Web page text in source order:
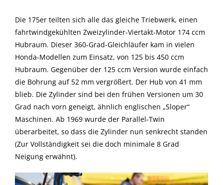
Die 175er teilten sich alle das gleiche Triebwerk, einen
fahrtwindgekühlten Zweizylinder-Viertakt-Motor 174 ccm
Hubraum. Dieser 360-Grad-Gleichläufer kam in vielen
Honda-Modellen zum Einsatz, von 125 bis 450 ccm
Hubraum. Gegenüber der 125 ccm Version wurde einfach
die Bohrung auf 52 mm vergrößert. Der Hub von 41 mm
blieb. Die Zylinder sind bei den frühen Versionen um 30
Grad nach vorn geneigt, ähnlich englischen „Sloper“
Maschinen. Ab 1969 wurde der Parallel-Twin
überarbeitet, so dass die Zylinder nun senkrecht standen
(Zur Vollständigkeit sei die doch minimale 8 Grad
Neigung erwähnt).